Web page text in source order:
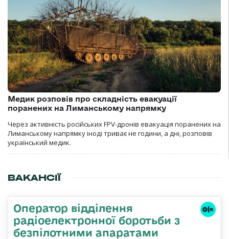
Медик розповів про складність евакуації
поранених на Лиманському напрямку
Через активність російських FPV-дронів евакуація поранених на
Лиманському напрямку іноді триває не години, а дні, розповів
український медик.
ВАКАНСІЇ
Оператор відділення
радіоелектронної боротьби з
безпілотними апаратами